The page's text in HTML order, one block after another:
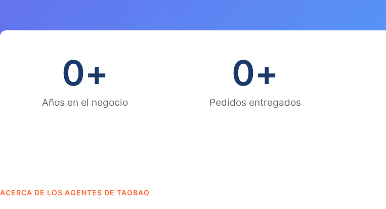
Años en el negocio
0+
Pedidos entregados
0+
ACERCA DE LOS AGENTES DE TAOBAO